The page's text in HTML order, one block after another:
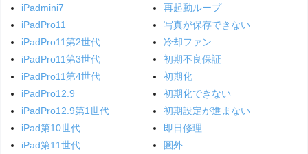
iPadmini7
iPadPro11
iPadPro11第2世代
iPadPro11第3世代
iPadPro11第4世代
iPadPro12.9
iPadPro12.9第1世代
iPad第10世代
iPad第11世代
再起動ループ
写真が保存できない
冷却ファン
初期不良保証
初期化
初期化できない
初期設定が進まない
即日修理
圏外